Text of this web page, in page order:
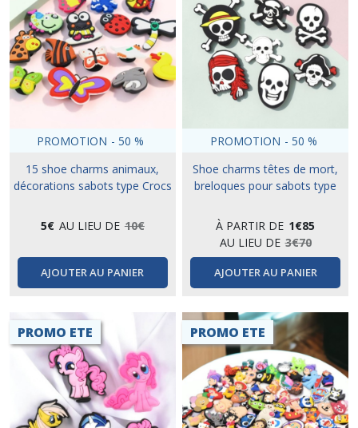
PROMOTION - 50 %
15 shoe charms animaux,
décorations sabots type Crocs
5€ AU LIEU DE 10€
AJOUTER AU PANIER
PROMOTION - 50 %
Shoe charms têtes de mort,
breloques pour sabots type
À PARTIR DE 1€85
AU LIEU DE 3€70
AJOUTER AU PANIER
PROMO ETE PROMO ETE